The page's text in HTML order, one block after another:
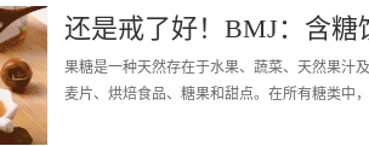
还是戒了好！BMJ：含
果糖是一种天然存在于水果、蔬菜、天然果汁
麦片、烘焙食品、糖果和甜点。在所有糖类中